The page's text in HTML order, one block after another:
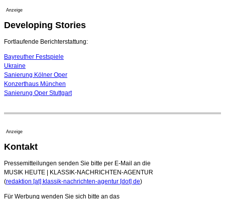
Dirigent Nicolás Pasquet mit Würth-Preis der
Jeunesses Musicales ausgezeichnet
07. August 2026 - 13:20 Uhr
Anzeige
Developing Stories
Fortlaufende Berichterstattung:
Bayreuther Festspiele
Ukraine
Sanierung Kölner Oper
Konzerthaus München
Sanierung Oper Stuttgart
Anzeige
Kontakt
Pressemitteilungen senden Sie bitte per E-Mail an die
MUSIK HEUTE | KLASSIK-NACHRICHTEN-AGENTUR
(redaktion [at] klassik-nachrichten-agentur [dot] de)
Für Werbung wenden Sie sich bitte an das